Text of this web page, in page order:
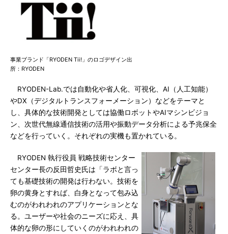
事業ブランド「RYODEN Tii!」のロゴデザイン出
所：RYODEN
RYODEN-Lab.では自動化や省人化、可視化、AI（人工知能）
やDX（デジタルトランスフォーメーション）などをテーマと
し、具体的な技術開発としては協働ロボットやAIマシンビジョ
ン、次世代無線通信技術の活用や振動データ分析による予兆保全
などを行っていく。それぞれの実機も置かれている。
RYODEN 執行役員 戦略技術センター
センター長の反田哲史氏は「ラボと言っ
ても基礎技術の開発は行わない。技術を
卵の黄身とすれば、白身となって包み込
むのがわれわれのアプリケーションとな
る。ユーザーや社会のニーズに応え、具
体的な卵の形にしていくのがわれわれの